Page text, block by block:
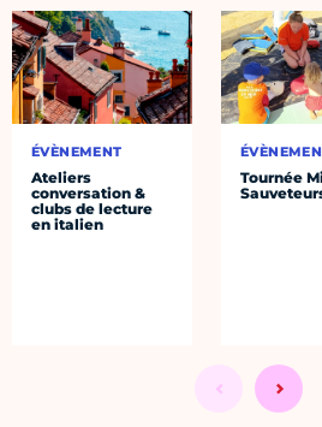
ÉVÈNEMENT
Ateliers
conversation &
clubs de lecture
en italien
Tournée